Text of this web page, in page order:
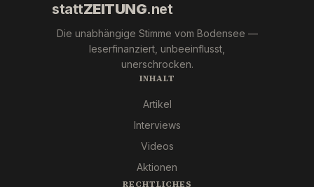
stattZEITUNG.net
Die unabhängige Stimme vom Bodensee —
leserfinanziert, unbeeinflusst,
unerschrocken.
INHALT
Artikel
Interviews
Videos
Aktionen
RECHTLICHES